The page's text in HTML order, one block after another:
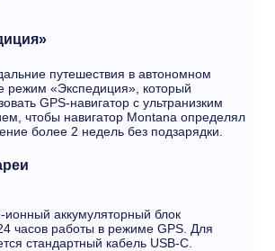
путешествия в автономном
режим «Экспедиция», который
GPS-навигатор с ультранизким
чтобы навигатор Montana определял
более 2 недель без подзарядки.
ионный аккумуляторный блок
часов работы в режиме GPS. Для
стандартный кабель USB-C.